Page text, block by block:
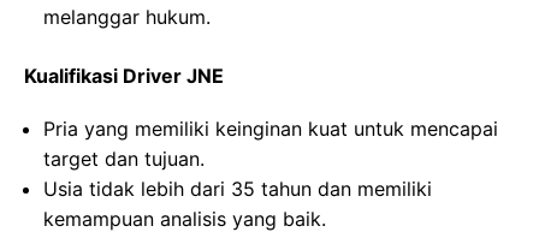
melanggar hukum.
Kualifikasi Driver JNE
Pria yang memiliki keinginan kuat untuk mencapai
target dan tujuan.
Usia tidak lebih dari 35 tahun dan memiliki
kemampuan analisis yang baik.